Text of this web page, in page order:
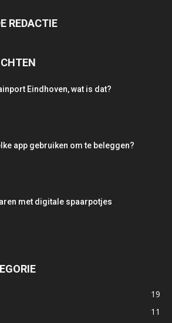
REDACTIE
Eindhoven, wat is dat?
app gebruiken om te beleggen?
met digitale spaarpotjes
19
11